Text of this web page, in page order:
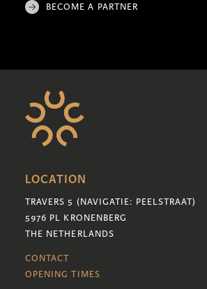
BECOME A PARTNER
LOCATION
TRAVERS 5 (NAVIGATIE: PEELSTRAAT)
5976 PL KRONENBERG
THE NETHERLANDS
CONTACT
OPENING TIMES